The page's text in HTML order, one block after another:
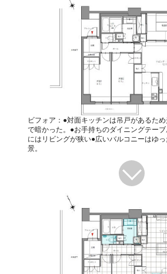
ビフォア：●対面キッチンは吊戸があるた
で暗かった。●お手持ちのダイニングテー
にはリビングが狭い●広いバルコニーはゆ
景。